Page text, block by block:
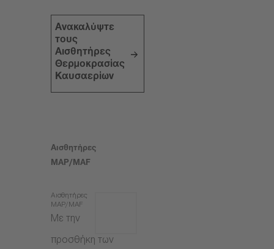
Ανακαλύψτε
τους
Αισθητήρες
Θερμοκρασίας
Καυσαερίων
Αισθητήρες
MAP/MAF
Αισθητήρες
MAP/MAF
Με την
προσθήκη των